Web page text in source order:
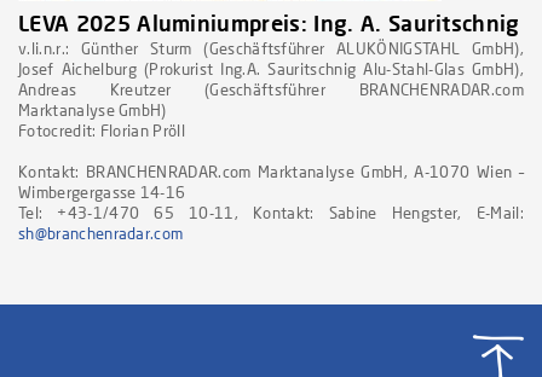
LEVA 2025 Aluminiumpreis: Ing. A. Sauritschnig
v.li.n.r.: Günther Sturm (Geschäftsführer ALUKÖNIGSTAHL GmbH),
Josef Aichelburg (Prokurist Ing.A. Sauritschnig Alu-Stahl-Glas GmbH),
Andreas Kreutzer (Geschäftsführer BRANCHENRADAR.com
Marktanalyse GmbH)
Fotocredit: Florian Pröll
Kontakt: BRANCHENRADAR.com Marktanalyse GmbH, A-1070 Wien –
Wimbergergasse 14-16
Tel: +43-1/470 65 10-11, Kontakt: Sabine Hengster, E-Mail:
sh@branchenradar.com